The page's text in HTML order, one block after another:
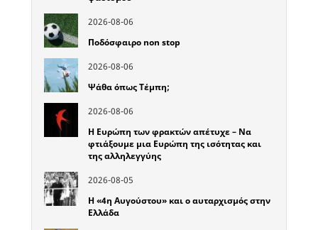
2026-08-06
Ποδόσφαιρο non stop
2026-08-06
Ψάθα όπως Τέμπη;
2026-08-06
Η Ευρώπη των φρακτών απέτυχε – Να
φτιάξουμε μια Ευρώπη της ισότητας και
της αλληλεγγύης
2026-08-05
Η «4η Αυγούστου» και ο αυταρχισμός στην
Ελλάδα